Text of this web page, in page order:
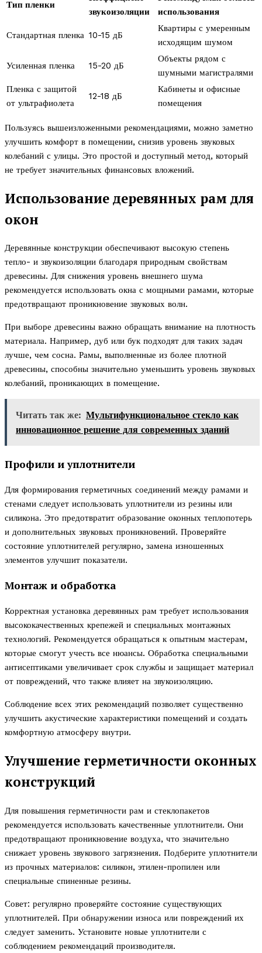
Тип пленки
звукоизоляции
использования
Стандартная пленка 10-15 дБ
Квартиры с умеренным
исходящим шумом
Усиленная пленка 15-20 дБ
Объекты рядом с
шумными магистралями
Пленка с защитой
от ультрафиолета
12-18 дБ
Кабинеты и офисные
помещения
Пользуясь вышеизложенными рекомендациями, можно заметно
улучшить комфорт в помещении, снизив уровень звуковых
колебаний с улицы. Это простой и доступный метод, который
не требует значительных финансовых вложений.
Использование деревянных рам для
окон
Деревянные конструкции обеспечивают высокую степень
тепло- и звукоизоляции благодаря природным свойствам
древесины. Для снижения уровень внешнего шума
рекомендуется использовать окна с мощными рамами, которые
предотвращают проникновение звуковых волн.
При выборе древесины важно обращать внимание на плотность
материала. Например, дуб или бук подходят для таких задач
лучше, чем сосна. Рамы, выполненные из более плотной
древесины, способны значительно уменьшить уровень звуковых
колебаний, проникающих в помещение.
Читать так же: Мультифункциональное стекло как
инновационное решение для современных зданий
Профили и уплотнители
Для формирования герметичных соединений между рамами и
стенами следует использовать уплотнители из резины или
силикона. Это предотвратит образование оконных теплопотерь
и дополнительных звуковых проникновений. Проверяйте
состояние уплотнителей регулярно, замена изношенных
элементов улучшит показатели.
Монтаж и обработка
Корректная установка деревянных рам требует использования
высококачественных крепежей и специальных монтажных
технологий. Рекомендуется обращаться к опытным мастерам,
которые смогут учесть все нюансы. Обработка специальными
антисептиками увеличивает срок службы и защищает материал
от повреждений, что также влияет на звукоизоляцию.
Соблюдение всех этих рекомендаций позволяет существенно
улучшить акустические характеристики помещений и создать
комфортную атмосферу внутри.
Улучшение герметичности оконных
конструкций
Для повышения герметичности рам и стеклопакетов
рекомендуется использовать качественные уплотнители. Они
предотвращают проникновение воздуха, что значительно
снижает уровень звукового загрязнения. Подберите уплотнители
из прочных материалов: силикон, этилен-пропилен или
специальные спиненные резины.
Совет: регулярно проверяйте состояние существующих
уплотнителей. При обнаружении износа или повреждений их
следует заменить. Установите новые уплотнители с
соблюдением рекомендаций производителя.